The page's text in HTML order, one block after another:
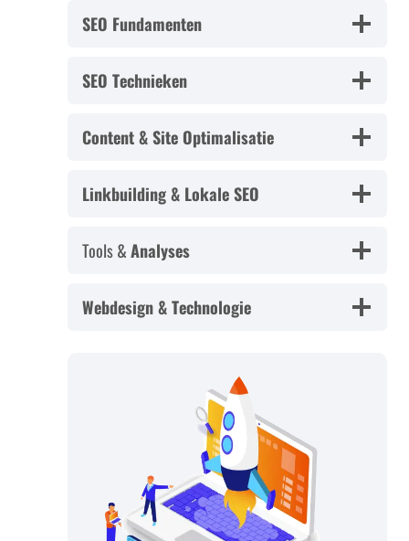
SEO Fundamenten
SEO Technieken
Content & Site Optimalisatie
Linkbuilding & Lokale SEO
Tools &Analyses
Webdesign & Technologie